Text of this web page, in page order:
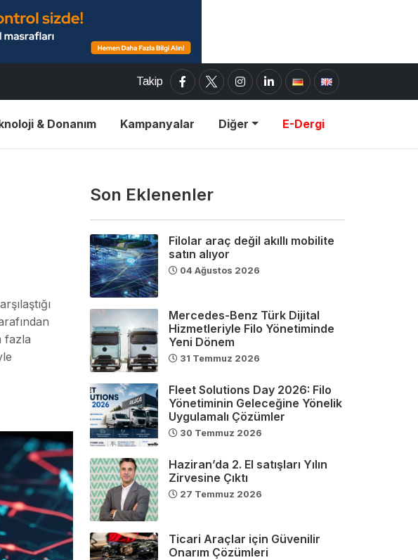
Takip
& Donanım Kampanyalar Diğer E-Dergi
fazla
Son Eklenenler
Filolar araç değil akıllı mobilite
satın alıyor
04 Ağustos 2026
Mercedes-Benz Türk Dijital
Hizmetleriyle Filo Yönetiminde
Yeni Dönem
31 Temmuz 2026
Fleet Solutions Day 2026: Filo
Yönetiminin Geleceğine Yönelik
Uygulamalı Çözümler
30 Temmuz 2026
Haziran’da 2. El satışları Yılın
Zirvesine Çıktı
27 Temmuz 2026
Ticari Araçlar için Güvenilir
Onarım Çözümleri